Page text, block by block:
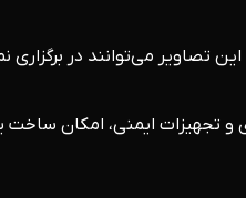
می‌توانند در برگزاری
تجهیزات ایمنی، امکان ساخت